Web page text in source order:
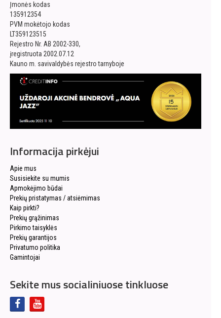
Įmonės kodas
135912354
PVM mokėtojo kodas
LT359123515
Rejestro Nr. AB 2002-330,
įregistruota 2002.07.12
Kauno m. savivaldybės rejestro tarnyboje
Informacija pirkėjui
Apie mus
Susisiekite su mumis
Apmokėjimo būdai
Prekių pristatymas / atsiėmimas
Kaip pirkti?
Prekių grąžinimas
Pirkimo taisyklės
Prekių garantijos
Privatumo politika
Gamintojai
Sekite mus socialiniuose tinkluose